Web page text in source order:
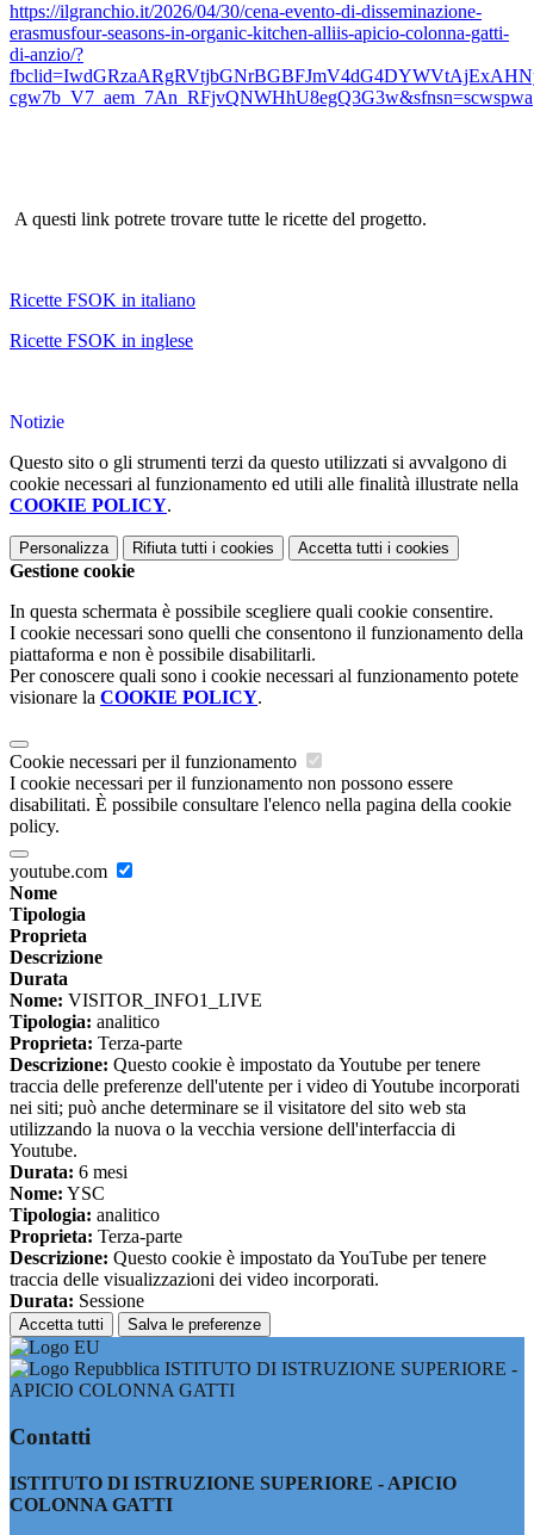
https://ilgranchio.it/2026/04/30/cena-evento-di-disseminazione-
erasmusfour-seasons-in-organic-kitchen-alliis-apicio-colonna-gatti-
di-anzio/?
cgw7b_V7_aem_7An_RFjvQNWHhU8egQ3G3w&sfnsn=scwspwa
A questi link potrete trovare tutte le ricette del progetto.
Ricette FSOK in italiano
Ricette FSOK in inglese
Notizie
Questo sito o gli strumenti terzi da questo utilizzati si avvalgono di
cookie necessari al funzionamento ed utili alle finalità illustrate nella
COOKIE POLICY.
Personalizza Rifiuta tutti i cookies Accetta tutti i cookies
Gestione cookie
In questa schermata è possibile scegliere quali cookie consentire.
I cookie necessari sono quelli che consentono il funzionamento della
piattaforma e non è possibile disabilitarli.
Per conoscere quali sono i cookie necessari al funzionamento potete
visionare la COOKIE POLICY.
Cookie necessari per il funzionamento
I cookie necessari per il funzionamento non possono essere
disabilitati. È possibile consultare l'elenco nella pagina della cookie
policy.
youtube.com
Nome
Tipologia
Proprieta
Descrizione
Durata
Nome: VISITOR_INFO1_LIVE
Tipologia: analitico
Proprieta: Terza-parte
Descrizione: Questo cookie è impostato da Youtube per tenere
traccia delle preferenze dell'utente per i video di Youtube incorporati
nei siti; può anche determinare se il visitatore del sito web sta
utilizzando la nuova o la vecchia versione dell'interfaccia di
Youtube.
Durata: 6 mesi
Nome: YSC
Tipologia: analitico
Proprieta: Terza-parte
Descrizione: Questo cookie è impostato da YouTube per tenere
traccia delle visualizzazioni dei video incorporati.
Durata: Sessione
Accetta tutti Salva le preferenze
ISTITUTO DI ISTRUZIONE SUPERIORE -
APICIO COLONNA GATTI
Contatti
ISTITUTO DI ISTRUZIONE SUPERIORE - APICIO
COLONNA GATTI